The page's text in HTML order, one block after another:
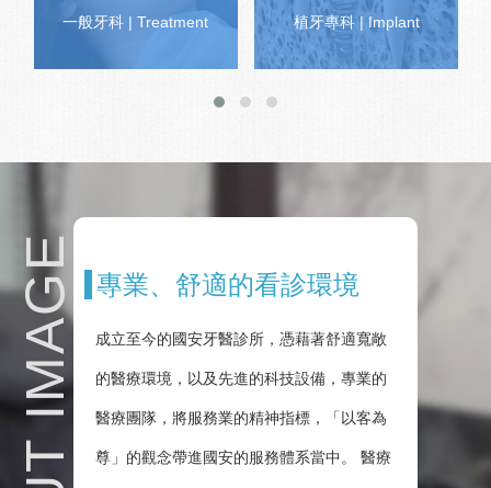
一般牙科 | Treatment 植牙專科 | Implant
專業、舒適的看診環境
成立至今的國安牙醫診所，憑藉著舒適寬敞
的醫療環境，以及先進的科技設備，專業的
醫療團隊，將服務業的精神指標，「以客為
尊」的觀念帶進國安的服務體系當中。 醫療